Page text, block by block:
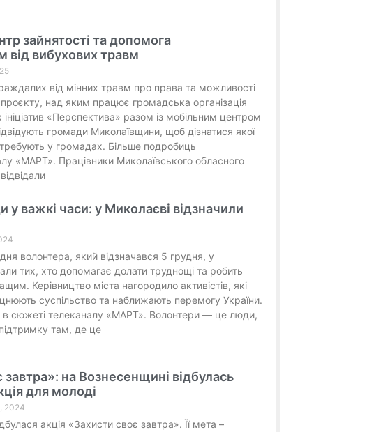
зайнятості та допомога
від вибухових травм
від мінних травм про права та можливості
над яким працює громадська організація
ініціатив «Перспектива» разом із мобільним центром
громади Миколаївщини, щоб дізнатися якої
у громадах. Більше подробиць
«МАРТ». Працівники Миколаївського обласного
у важкі часи: у Миколаєві відзначили
волонтера, який відзначався 5 грудня, у
тих, хто допомагає долати труднощі та робить
Керівництво міста нагородило активістів, які
суспільство та наближають перемогу України.
в сюжеті телеканалу «МАРТ». Волонтери — це люди,
підтримку там, де це
завтра»: на Вознесенщині відбулась
для молоді
2024
акція «Захисти своє завтра». Її мета –